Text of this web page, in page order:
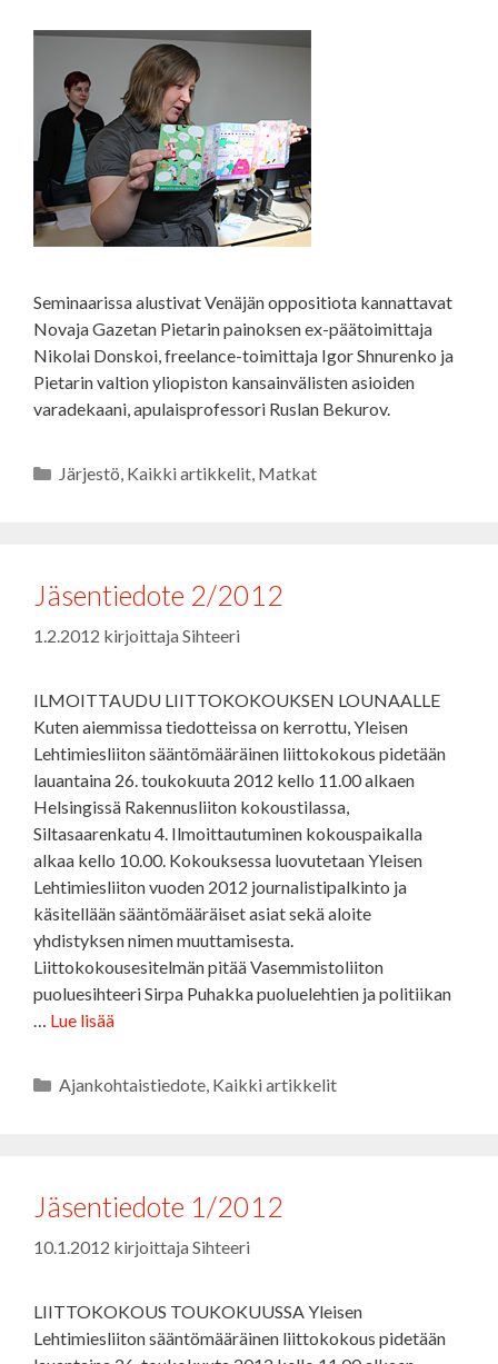
Seminaarissa alustivat Venäjän oppositiota kannattavat
Novaja Gazetan Pietarin painoksen ex-päätoimittaja
Nikolai Donskoi, freelance-toimittaja Igor Shnurenko ja
Pietarin valtion yliopiston kansainvälisten asioiden
varadekaani, apulaisprofessori Ruslan Bekurov.
Kategoriat
Järjestö, Kaikki artikkelit, Matkat
Jäsentiedote 2/2012
1.2.2012 kirjoittajaSihteeri
ILMOITTAUDU LIITTOKOKOUKSEN LOUNAALLE
Kuten aiemmissa tiedotteissa on kerrottu, Yleisen
Lehtimiesliiton sääntömääräinen liittokokous pidetään
lauantaina 26. toukokuuta 2012 kello 11.00 alkaen
Helsingissä Rakennusliiton kokoustilassa,
Siltasaarenkatu 4. Ilmoittautuminen kokouspaikalla
alkaa kello 10.00. Kokouksessa luovutetaan Yleisen
Lehtimiesliiton vuoden 2012 journalistipalkinto ja
käsitellään sääntömääräiset asiat sekä aloite
yhdistyksen nimen muuttamisesta.
Liittokokousesitelmän pitää Vasemmistoliiton
puoluesihteeri Sirpa Puhakka puoluelehtien ja politiikan
… Lue lisää
Kategoriat
Ajankohtaistiedote, Kaikki artikkelit
Jäsentiedote 1/2012
10.1.2012 kirjoittajaSihteeri
LIITTOKOKOUS TOUKOKUUSSA Yleisen
Lehtimiesliiton sääntömääräinen liittokokous pidetään